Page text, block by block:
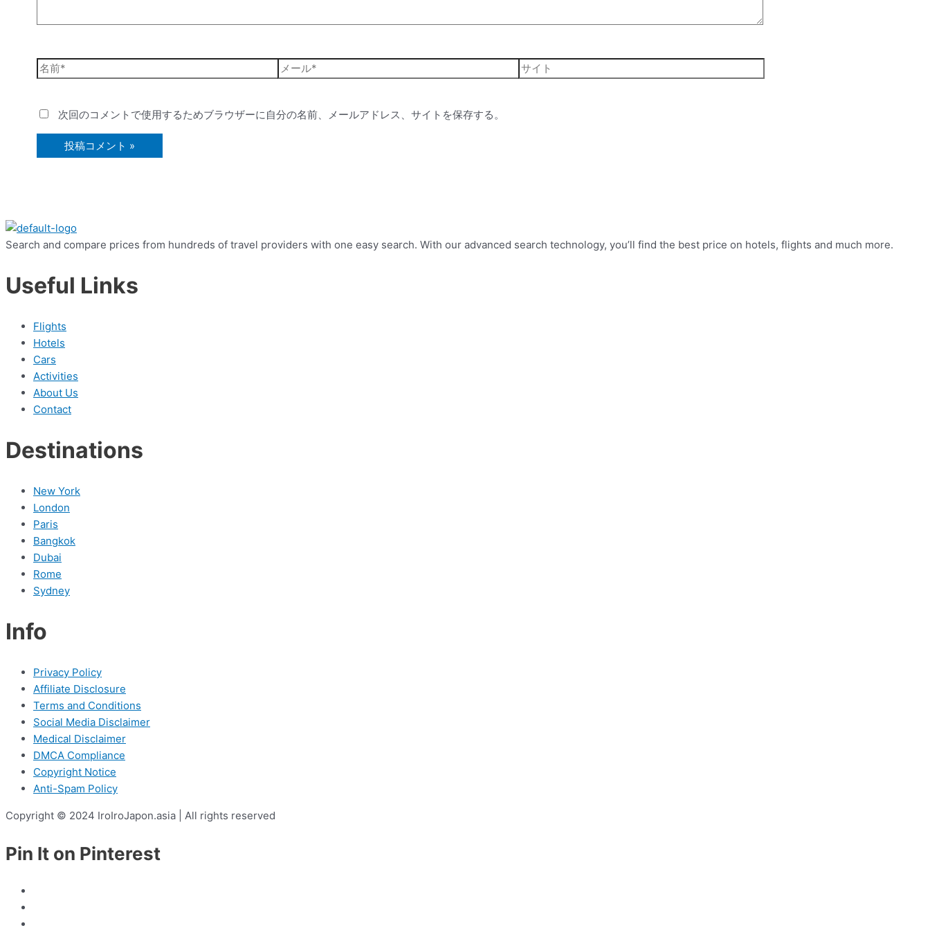
次回のコメントで使用するためブラウザーに自分の名前、メールアドレス、サイトを保存する。
Search and compare prices from hundreds of travel providers with one easy search. With our advanced search technology, you’ll find the best price on hotels, flights and much more.
Useful Links
Flights
Hotels
Cars
Activities
About Us
Contact
Destinations
New York
London
Paris
Bangkok
Dubai
Rome
Sydney
Info
Privacy Policy
Affiliate Disclosure
Terms and Conditions
Social Media Disclaimer
Medical Disclaimer
DMCA Compliance
Copyright Notice
Anti-Spam Policy
Copyright © 2024 IroIroJapon.asia | All rights reserved
Pin It on Pinterest